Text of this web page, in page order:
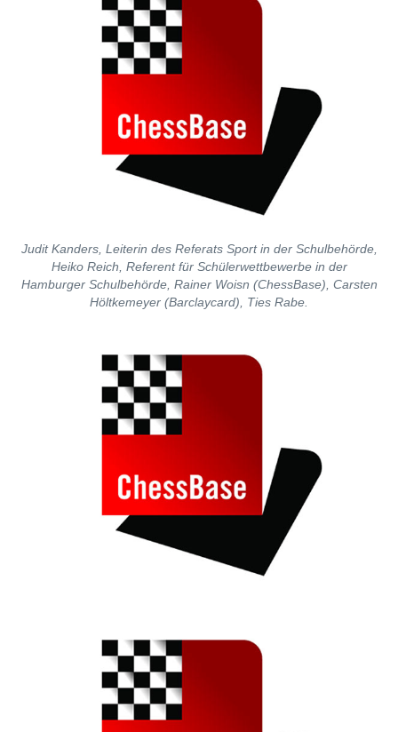
Judit Kanders, Leiterin des Referats Sport in der Schulbehörde,
Heiko Reich, Referent für Schülerwettbewerbe in der
Hamburger Schulbehörde, Rainer Woisn (ChessBase), Carsten
Höltkemeyer (Barclaycard), Ties Rabe.